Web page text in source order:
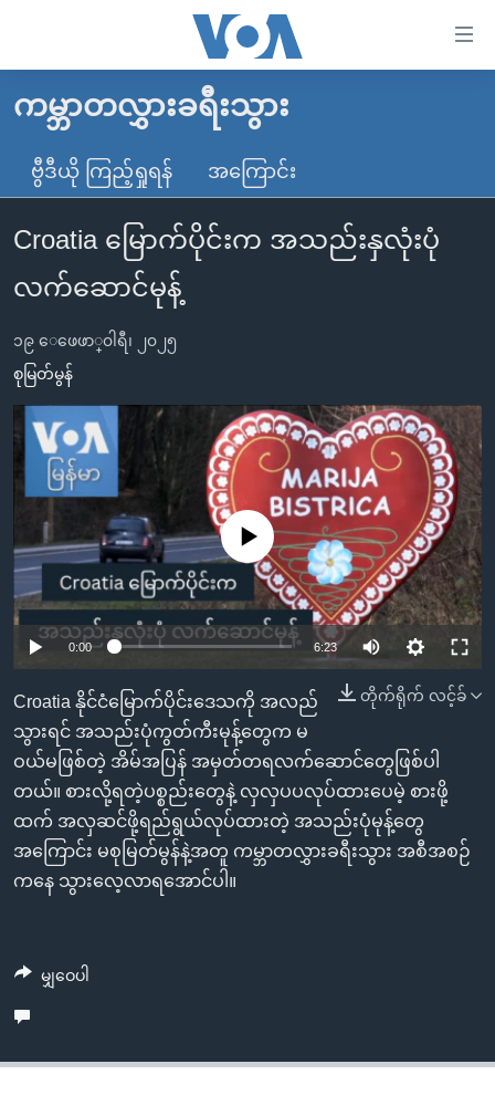
လွယ်ကူ
သည့်
များ
ပင်မ
သို့
ကျော်
ကြည့်
ရန်
စာမျက်နှာ
သို့
ကျော်
ကြည့်
ရှာဖွေ
ရန်
နေရာ
သို့
ကျော်
ရန်
မူလစာမျက်နှာ
မြန်မာ
ကမ္ဘာ့သတင်းများ
နိုင်ငံတကာ
အမေရိကန်
အစ္စရေး-ပါလက်စတိုင်း
ဗွီဒီယို
သတင်းလွတ်လပ်ခွင့်
ရပ်ဝန်းတခု လမ်းတခု အလွန်
အင်္ဂလိပ်စာလေ့လာမယ်
မကြေးမုံရဲ့ အင်္ဂလိပ်စာ
ရုပ်ရှင်ထဲက အင်္ဂလိပ်စာ
သုတပဒေသာ အင်္ဂလိပ်စာ
ရေဒီယို
တီဗွီ
ရေဒီယိုနှင့်ရုပ်သံ အချက်အလက်များ
ရေဒီယို/တီဗွီအစီအစဉ်
Learning English
ဗွီအိုအေ လူမှုကွန်ယက်များ
ဘာသာစကားများ
ကမ္ဘာတလွှားခရီးသွား
ဗွီဒီယို ကြည့်ရှုရန် အကြောင်း
Croatia မြောက်ပိုင်းက အသည်းနှလုံးပုံ
လက်ဆောင်မုန့်
၁၉ ေဖေဖာ္၀ါရီ၊ ၂၀၂၅
စုမြတ်မွန်
Auto 240p 360p 480p
720p 1080p
No media source currently available
0:00 6:23
240p
480p
720p
1080p
တိုက်ရိုက် လင့်ခ်
Croatia နိုင်ငံမြောက်ပိုင်းဒေသကို အလည်
သွားရင် အသည်းပုံကွတ်ကီးမုန့်တွေက မ
ဝယ်မဖြစ်တဲ့ အိမ်အပြန် အမှတ်တရလက်ဆောင်တွေဖြစ်ပါ
တယ်။ စားလို့ရတဲ့ပစ္စည်းတွေနဲ့ လှလှပပလုပ်ထားပေမဲ့ စားဖို့
ထက် အလှဆင်ဖို့ရည်ရွယ်လုပ်ထားတဲ့ အသည်းပုံမုန့်တွေ
အကြောင်း မစုမြတ်မွန်နဲ့အတူ ကမ္ဘာတလွှားခရီးသွား အစီအစဉ်
ကနေ သွားလေ့လာရအောင်ပါ။
မျှဝေပါ